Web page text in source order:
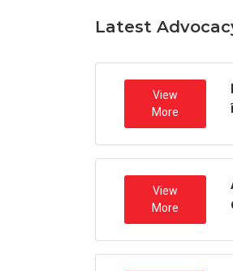
Latest
View
More
View
More